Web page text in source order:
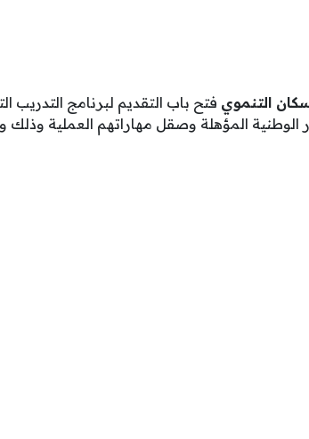
التنموي فتح باب التقديم لبرنامج التدريب
المؤهلة وصقل مهاراتهم العملية وذلك